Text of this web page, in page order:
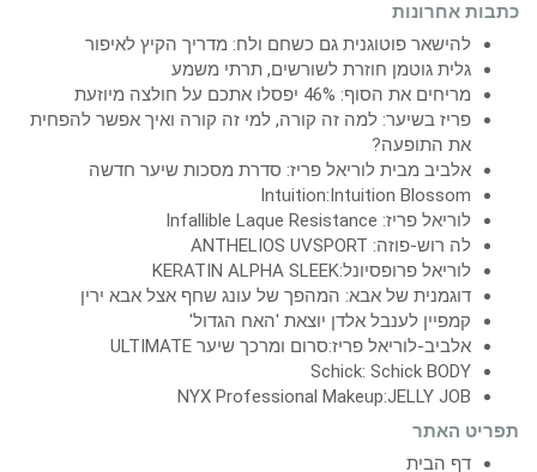
כתבות אחרונות
להישאר פוטוגנית גם כשחם ולח: מדריך הקיץ לאיפור
גלית גוטמן חוזרת לשורשים, תרתי משמע
מריחים את הסוף: 46% יפסלו אתכם על חולצה מיוזעת
פריז בשיער: למה זה קורה, למי זה קורה ואיך אפשר להפחית
את התופעה?
אלביב מבית לוריאל פריז: סדרת מסכות שיער חדשה
Intuition:Intuition Blossom
לוריאל פריז: Infallible Laque Resistance
לה רוש-פוזה: ANTHELIOS UVSPORT
לוריאל פרופסיונל:KERATIN ALPHA SLEEK
דוגמנית של אבא: המהפך של עונג שחף אצל אבא ירין
קמפיין לענבל אלדן יוצאת 'האח הגדול'
אלביב-לוריאל פריז:סרום ומרכך שיער ULTIMATE
Schick: Schick BODY
NYX Professional Makeup:JELLY JOB
תפריט האתר
דף הבית